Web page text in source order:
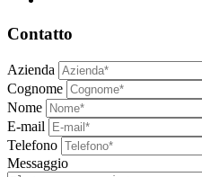
Contatto
Azienda
Cognome
Nome
E-mail
Telefono
Messaggio